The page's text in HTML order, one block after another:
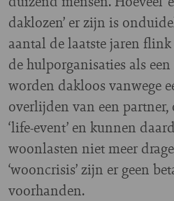
daklozen’ er zijn is
aantal de laatste jaren
de hulporganisaties als
worden dakloos vanwege
overlijden van een
‘life-event’ en kunnen
woonlasten niet meer
‘wooncrisis’ zijn er geen
voorhanden.